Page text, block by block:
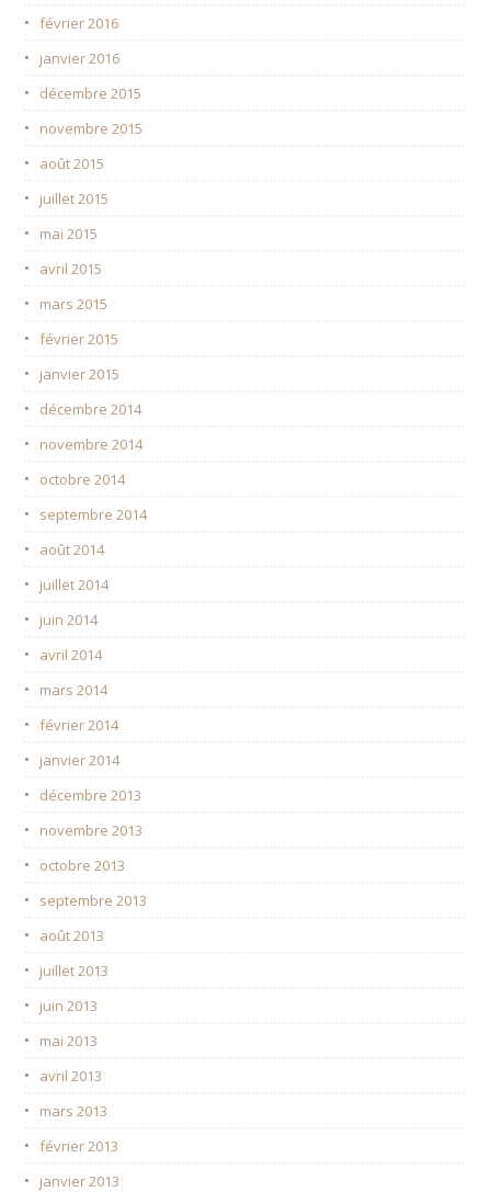
février 2016
janvier 2016
décembre 2015
novembre 2015
août 2015
juillet 2015
mai 2015
avril 2015
mars 2015
février 2015
janvier 2015
décembre 2014
novembre 2014
octobre 2014
septembre 2014
août 2014
juillet 2014
juin 2014
avril 2014
mars 2014
février 2014
janvier 2014
décembre 2013
novembre 2013
octobre 2013
septembre 2013
août 2013
juillet 2013
juin 2013
mai 2013
avril 2013
mars 2013
février 2013
janvier 2013